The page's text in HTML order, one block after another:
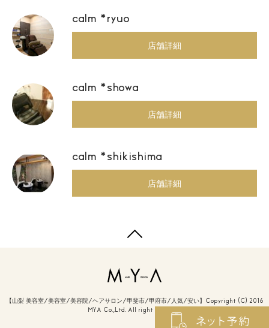
calm *ryuo
店舗詳細
calm *showa
店舗詳細
calm *shikishima
店舗詳細
【山梨 美容室/美容室/美容院/ヘアサロン/甲斐市/甲府市/人気/安い】Copyright (C) 2016
MYA Co.,Ltd. All right reserved